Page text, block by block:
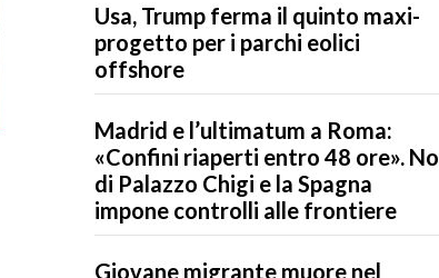
Usa, Trump ferma il quinto maxi-
progetto per i parchi eolici
offshore
Madrid e l’ultimatum a Roma:
«Confini riaperti entro 48 ore». No
di Palazzo Chigi e la Spagna
impone controlli alle frontiere
Giovane migrante muore nel